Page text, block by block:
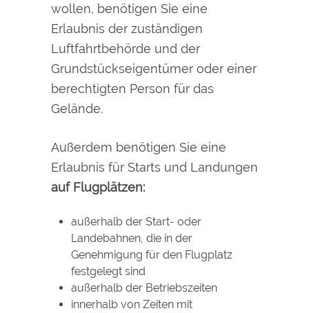
wollen, benötigen Sie eine
Erlaubnis der zuständigen
Luftfahrtbehörde und der
Grundstückseigentümer oder einer
berechtigten Person für das
Gelände.
Außerdem benötigen Sie eine
Erlaubnis für Starts und Landungen
auf Flugplätzen:
außerhalb der Start- oder
Landebahnen, die in der
Genehmigung für den Flugplatz
festgelegt sind
außerhalb der Betriebszeiten
innerhalb von Zeiten mit